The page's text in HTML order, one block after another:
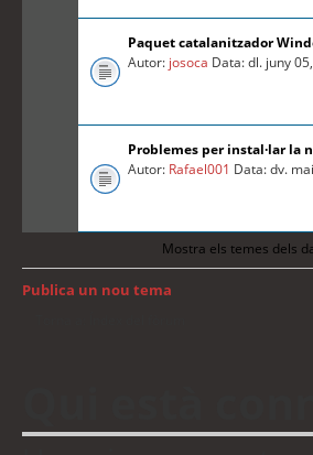
Paquet catalanitzador
Autor: josoca Data: dl. juny
Problemes per instal·lar la
Autor: Rafael001 Data: dv.
Mostra els temes dels
Publica un nou tema